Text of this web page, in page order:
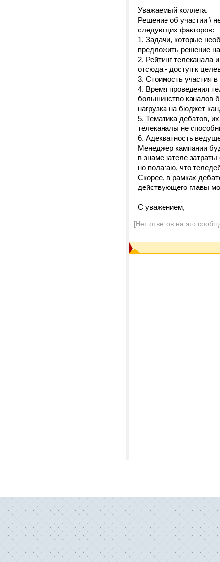
Уважаемый коллега.
Решение об участии \
следующих факторов:
1. Задачи, которые
предложить решение
2. Рейтинг телеканала
отсюда - доступ к
3. Стоимость участия в
4. Время проведения
большинство каналов
нагрузка на бюджет
5. Тематика дебатов,
телеканалы не
6. Адекватность
Менеджер кампании
в знаменателе
но полагаю, что
Скорее, в рамках
действующего главы
С уважением,
[Нет ответов на это